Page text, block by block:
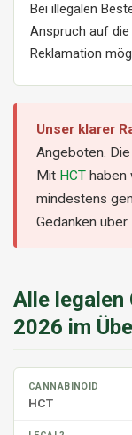
Bei illegalen
Anspruch auf die
Reklamation
Unser klarer
Angeboten.
Mit HCT haben
mindestens
Gedanken
Alle legalen
2026 im
HCT